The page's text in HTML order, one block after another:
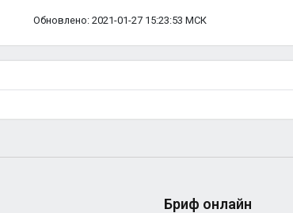
Обновлено: 2021-01-27 15:23:53 МСК
Бриф онлайн